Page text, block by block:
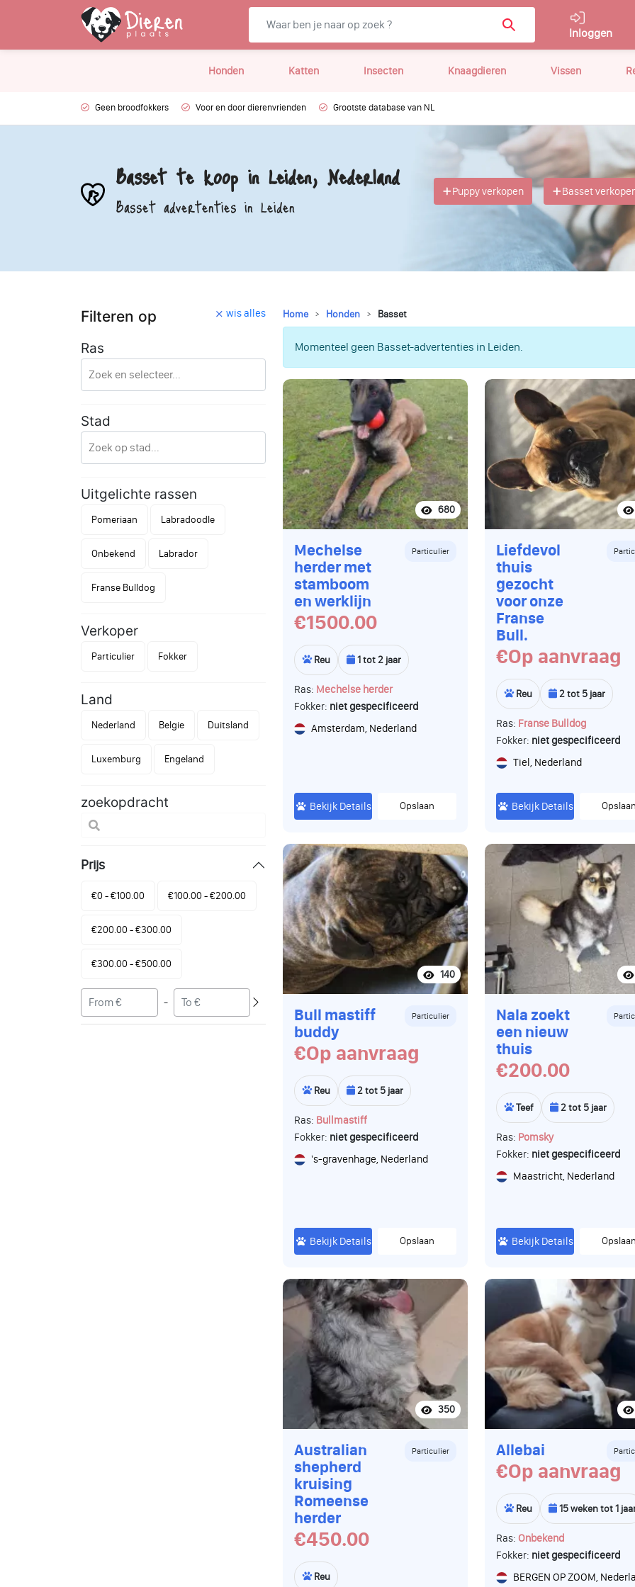
Inloggen
Honden Katten Insecten Knaagdieren Vissen
Geen broodfokkers Voor en door dierenvrienden Grootste database van NL
Basset te koop in Leiden, Nederland
Basset advertenties in Leiden Puppy verkopen Basset
Filteren op wis alles
Ras
Stad
Uitgelichte rassen
Pomeriaan Labradoodle
Onbekend Labrador
Franse Bulldog
Verkoper
Particulier Fokker
Land
Nederland Belgie Duitsland
Luxemburg Engeland
zoekopdracht
Prijs
€0 - €100.00 €100.00 - €200.00
€200.00 - €300.00
€300.00 - €500.00
-
Home Honden Basset
Momenteel geen Basset-advertenties in Leiden.
680
Mechelse
herder met
stamboom
en werklijn
Particulier
€1500.00
Reu 1 tot 2 jaar
Ras: Mechelse herder
Fokker: niet gespecificeerd
Amsterdam, Nederland
Bekijk Details Opslaan
Liefdevol
thuis
gezocht
voor onze
Franse
Bull.
€Op aanvraag
Reu 2 tot 5 jaar
Ras: Franse Bulldog
Fokker: niet gespecificeerd
Tiel, Nederland
Bekijk Details Opslaan
140
Bull mastiff
buddy
Particulier
€Op aanvraag
Reu 2 tot 5 jaar
Ras: Bullmastiff
Fokker: niet gespecificeerd
's-gravenhage, Nederland
Bekijk Details Opslaan
Nala zoekt
een nieuw
thuis
€200.00
Teef 2 tot 5 jaar
Ras: Pomsky
Fokker: niet gespecificeerd
Maastricht, Nederland
Bekijk Details Opslaan
350
Australian
shepherd
kruising
Romeense
herder
Particulier
€450.00
Reu
Allebai
€Op aanvraag
Reu 15 weken tot 1
Ras: Onbekend
Fokker: niet gespecificeerd
BERGEN OP ZOOM,